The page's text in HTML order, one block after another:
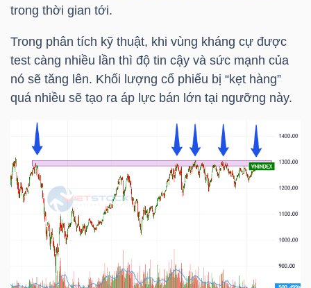
trong thời gian tới.
Trong phân tích kỹ thuật, khi vùng kháng cự được
test càng nhiều lần thì độ tin cậy và sức mạnh của
nó sẽ tăng lên. Khối lượng cổ phiếu bị “kẹt hàng”
quá nhiều sẽ tạo ra áp lực bán lớn tại ngưỡng này.
HÀNG
HÓA
KINH
TẾ
THẾ